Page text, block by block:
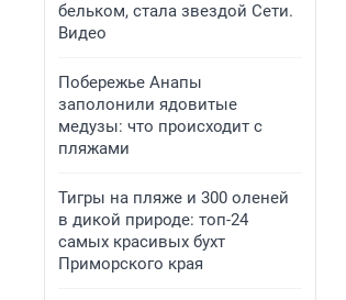
бельком, стала звездой Сети.
Видео
Побережье Анапы
заполонили ядовитые
медузы: что происходит с
пляжами
Тигры на пляже и 300 оленей
в дикой природе: топ-24
самых красивых бухт
Приморского края